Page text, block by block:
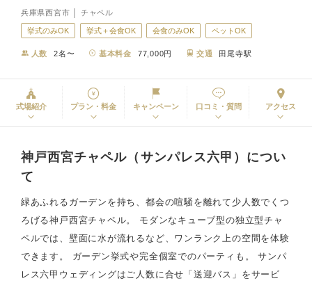
兵庫県西宮市 │ チャペル
挙式のみOK 挙式＋会食OK 会食のみOK ペットOK
人数 2名〜 基本料金 77,000円 交通 田尾寺駅
式場紹介 プラン・料金 キャンペーン 口コミ・質問 アクセス
神戸西宮チャペル（サンパレス六甲）につい
て
緑あふれるガーデンを持ち、都会の喧騒を離れて少人数でくつ
ろげる神戸西宮チャペル。 モダンなキューブ型の独立型チャ
ペルでは、壁面に水が流れるなど、ワンランク上の空間を体験
できます。 ガーデン挙式や完全個室でのパーティも。 サンパ
レス六甲ウェディングはご人数に合せ「送迎バス」をサービ